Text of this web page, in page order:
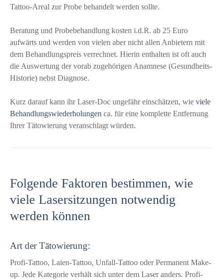
Tattoo-Areal zur Probe behandelt werden sollte.
Beratung und Probebehandlung kosten i.d.R. ab 25 Euro
aufwärts und werden von vielen aber nicht allen Anbietern mit
dem Behandlungspreis verrechnet. Hierin enthalten ist oft auch
die Auswertung der vorab zugehörigen Anamnese (Gesundheits-
Historie) nebst Diagnose.
Kurz darauf kann ihr Laser-Doc ungefähr einschätzen, wie viele
Behandlungswiederholungen ca. für eine komplette Entfernung
Ihrer Tätowierung veranschlagt würden.
Folgende Faktoren bestimmen, wie
viele Lasersitzungen notwendig
werden können
Art der Tätowierung:
Profi-Tattoo, Laien-Tattoo, Unfall-Tattoo oder Permanent Make-
up. Jede Kategorie verhält sich unter dem Laser anders. Profi-